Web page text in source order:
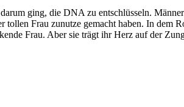
ging, die DNA zu entschlüsseln. Männer
tollen Frau zunutze gemacht haben. In dem
Frau. Aber sie trägt ihr Herz auf der